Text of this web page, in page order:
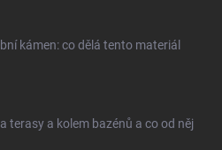
kámen: co dělá tento materiál
terasy a kolem bazénů a co od něj